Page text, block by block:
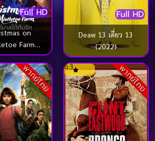
Full HD
on
Farm
าสใต้ต้นรัก
Full HD
Deaw 13 เดี่ยว 13
(2022)
พากย์ไทย พากย์ไทย
6.3